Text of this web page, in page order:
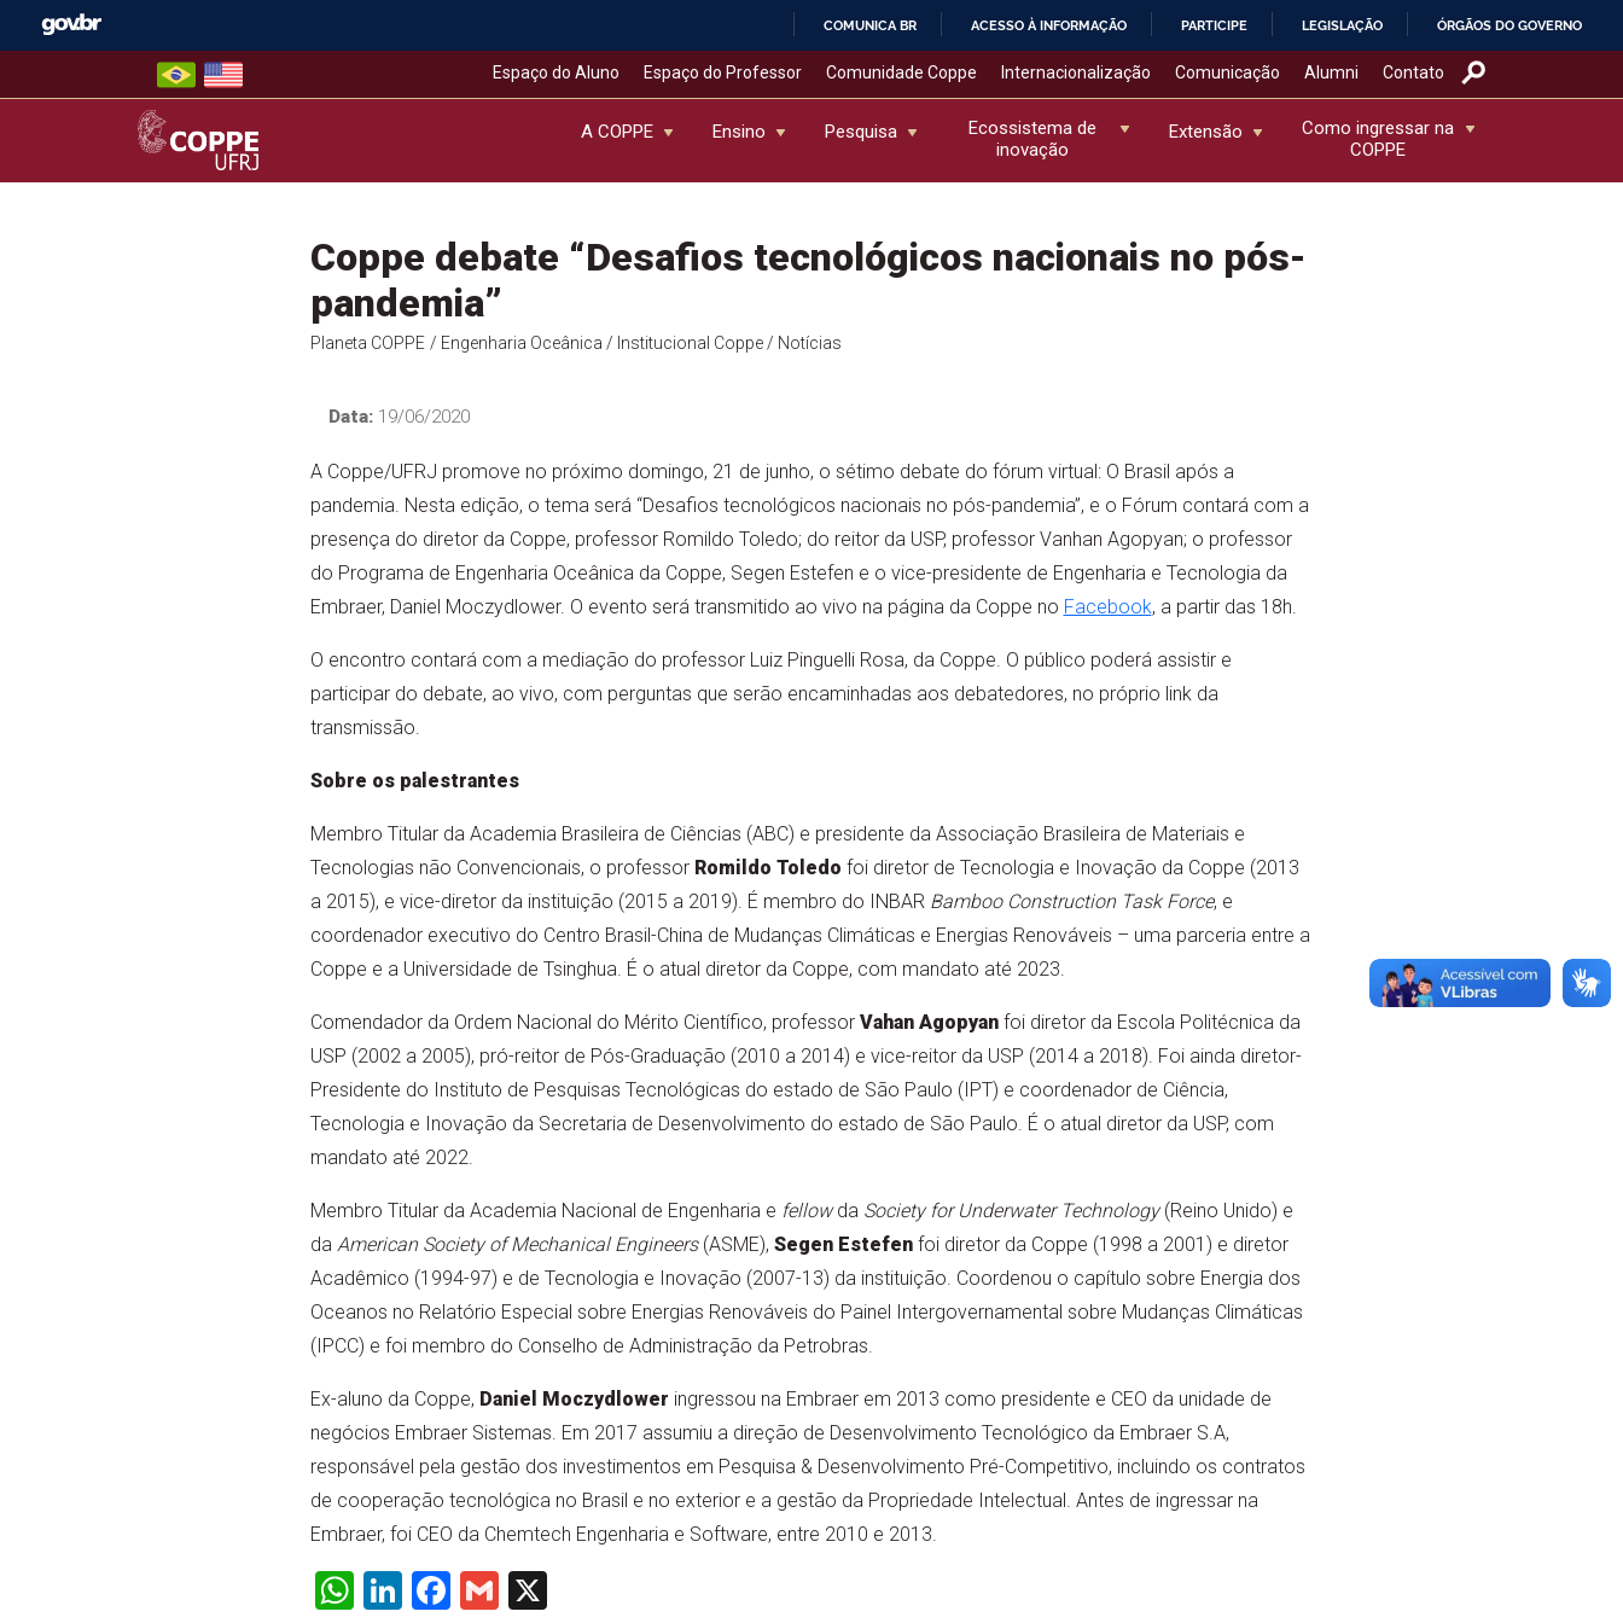
COMUNICA BR ACESSO À INFORMAÇÃO PARTICIPE LEGISLAÇÃO ÓRGÃOS DO GOVERNO
Espaço do Aluno Espaço do Professor Comunidade Coppe Internacionalização Comunicação Alumni Contato
COPPE – UFRJ
A COPPE Ensino Pesquisa
Ecossistema de
inovação
Extensão
Como ingressar na
COPPE
Coppe debate “Desafios tecnológicos nacionais no pós-
pandemia”
Planeta COPPE / Engenharia Oceânica / Institucional Coppe/ Notícias
Data:19/06/2020
A Coppe/UFRJ promove no próximo domingo, 21 de junho, o sétimo debate do fórum virtual: O Brasil após a
pandemia. Nesta edição, o tema será “Desafios tecnológicos nacionais no pós-pandemia”, e o Fórum contará com a
presença do diretor da Coppe, professor Romildo Toledo; do reitor da USP, professor Vanhan Agopyan; o professor
do Programa de Engenharia Oceânica da Coppe, Segen Estefen e o vice-presidente de Engenharia e Tecnologia da
Embraer, Daniel Moczydlower. O evento será transmitido ao vivo na página da Coppe no Facebook, a partir das 18h.
O encontro contará com a mediação do professor Luiz Pinguelli Rosa, da Coppe. O público poderá assistir e
participar do debate, ao vivo, com perguntas que serão encaminhadas aos debatedores, no próprio link da
transmissão.
Sobre os palestrantes
Membro Titular da Academia Brasileira de Ciências (ABC) e presidente da Associação Brasileira de Materiais e
Tecnologias não Convencionais, o professor Romildo Toledo foi diretor de Tecnologia e Inovação da Coppe (2013
a 2015), e vice-diretor da instituição (2015 a 2019). É membro do INBAR Bamboo Construction Task Force, e
coordenador executivo do Centro Brasil-China de Mudanças Climáticas e Energias Renováveis – uma parceria entre a
Coppe e a Universidade de Tsinghua. É o atual diretor da Coppe, com mandato até 2023.
Comendador da Ordem Nacional do Mérito Científico, professor Vahan Agopyanfoi diretor da Escola Politécnica da
USP (2002 a 2005), pró-reitor de Pós-Graduação (2010 a 2014) e vice-reitor da USP (2014 a 2018). Foi ainda diretor-
Presidente do Instituto de Pesquisas Tecnológicas do estado de São Paulo (IPT) e coordenador de Ciência,
Tecnologia e Inovação da Secretaria de Desenvolvimento do estado de São Paulo. É o atual diretor da USP, com
mandato até 2022.
Membro Titular da Academia Nacional de Engenharia e fellowda Society for Underwater Technology(Reino Unido) e
da American Society of Mechanical Engineers(ASME), Segen Estefenfoi diretor da Coppe (1998 a 2001) e diretor
Acadêmico (1994-97) e de Tecnologia e Inovação (2007-13) da instituição. Coordenou o capítulo sobre Energia dos
Oceanos no Relatório Especial sobre Energias Renováveis do Painel Intergovernamental sobre Mudanças Climáticas
(IPCC) e foi membro do Conselho de Administração da Petrobras.
Ex-aluno da Coppe, Daniel Moczydlower ingressou na Embraer em 2013 como presidente e CEO da unidade de
negócios Embraer Sistemas. Em 2017 assumiu a direção de Desenvolvimento Tecnológico da Embraer S.A,
responsável pela gestão dos investimentos em Pesquisa & Desenvolvimento Pré-Competitivo, incluindo os contratos
de cooperação tecnológica no Brasil e no exterior e a gestão da Propriedade Intelectual. Antes de ingressar na
Embraer, foi CEO da Chemtech Engenharia e Software, entre 2010 e 2013.
WhatsApp
LinkedIn
Facebook
Gmail
X